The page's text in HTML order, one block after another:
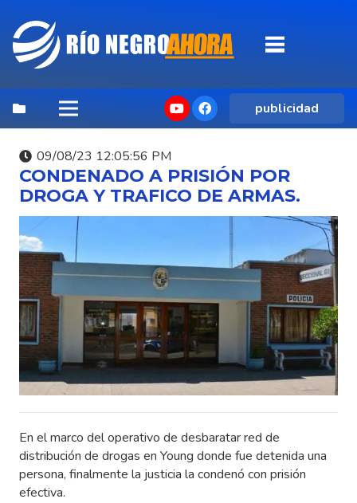
publicidad
09/08/23 12:05:56 PM
CONDENADO A PRISIÓN POR
DROGA Y TRAFICO DE ARMAS.
En el marco del operativo de desbaratar red de
distribución de drogas en Young donde fue detenida una
persona, finalmente la justicia la condenó con prisión
efectiva.